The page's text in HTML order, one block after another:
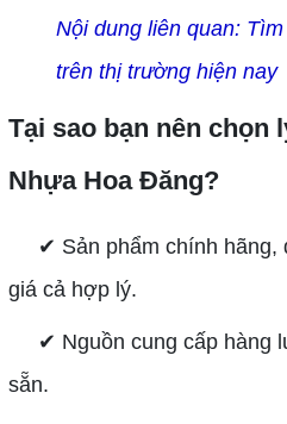
Nội dung liên quan:
trên thị trường hiện nay
Tại sao bạn nên chọn
Nhựa Hoa Đăng?
✔︎ Sản phẩm chính hãng,
giá cả hợp lý.
✔︎ Nguồn cung cấp hàng
sẵn.